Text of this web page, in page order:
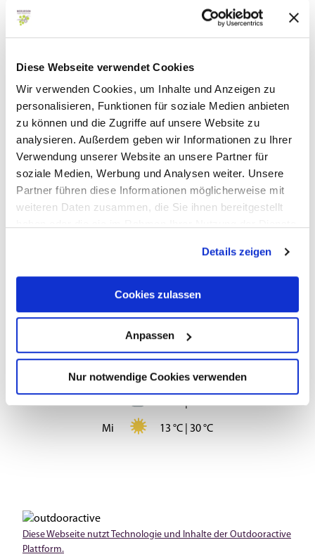
Diese Webseite verwendet Cookies
Wir verwenden Cookies, um Inhalte und Anzeigen zu
personalisieren, Funktionen für soziale Medien anbieten
zu können und die Zugriffe auf unsere Website zu
analysieren. Außerdem geben wir Informationen zu Ihrer
Verwendung unserer Website an unsere Partner für
soziale Medien, Werbung und Analysen weiter. Unsere
Partner führen diese Informationen möglicherweise mit
weiteren Daten zusammen, die Sie ihnen bereitgestellt
Details zeigen
Cookies zulassen
Anpassen
Nur notwendige Cookies verwenden
Asphalt (18%)
Straße (26%)
Schotter (56%)
Aktuell vor Ort
29 °C
Wochenübersicht
So 20 °C | 35 °C
Mo 18 °C | 34 °C
Di 15 °C | 29 °C
Mi 13 °C | 30 °C
Diese Webseite nutzt Technologie und Inhalte der Outdooractive
Plattform.